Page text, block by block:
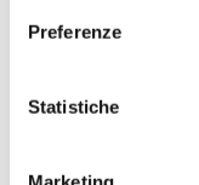
Preferenze
Statistiche
locale e
infinite
se amate